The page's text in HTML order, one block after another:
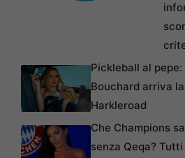
Pickleball al pepe:
Bouchard arriva la
Harkleroad
Che Champions
senza Qeqa?